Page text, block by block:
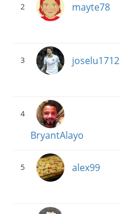
2 mayte78
3 joselu1712
4
BryantAlayo
5 alex99